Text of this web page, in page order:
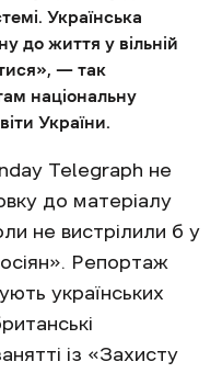
Українська
до життя у вільній
— так
національну
України.
Telegraph не
до матеріалу
не вистрілили б у
Репортаж
українських
із «Захисту